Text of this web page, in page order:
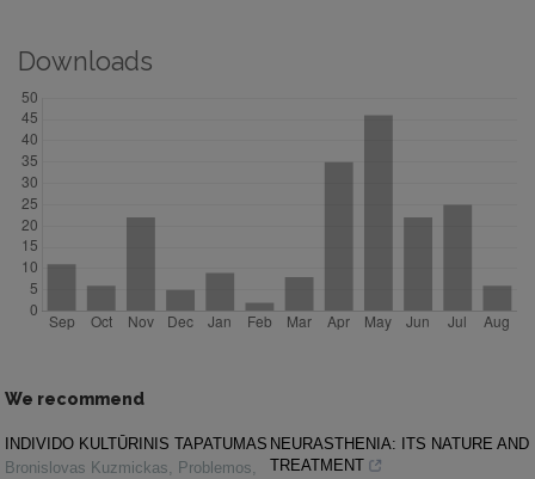
Downloads
We recommend
INDIVIDO KULTŪRINIS TAPATUMAS
Bronislovas Kuzmickas, Problemos,
NEURASTHENIA: ITS NATURE AND
TREATMENT